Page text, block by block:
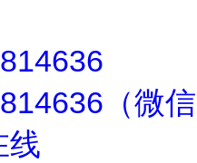
（微信
线